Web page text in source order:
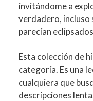
invitándome a
verdadero, incluso
parecían
Esta colección de
categoría. Es una
cualquiera que
descripciones